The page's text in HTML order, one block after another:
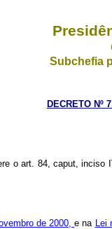
Subchefia
DECRETO Nº
o art. 84, caput,
de 2000,e na Lei